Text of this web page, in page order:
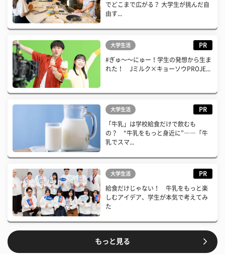
でどこまで広がる？ 大学生が挑んだ自
由す...
大学生活 PR
#ぎゅ〜〜にゅー！学生の発想から生ま
れた！ Jミルク×キョーソウPROJE...
大学生活 PR
「牛乳」は学校給食だけで飲むも
の？ “牛乳をもっと身近に”――「牛
乳でスマ...
大学生活 PR
給食だけじゃない！ 牛乳をもっと楽
しむアイデア、学生が本気で考えてみ
た
もっと見る